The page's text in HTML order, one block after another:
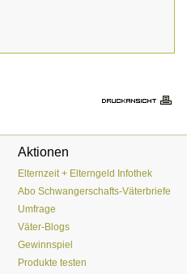
Aktionen
Elternzeit + Elterngeld Infothek
Abo Schwangerschafts-Väterbriefe
Umfrage
Väter-Blogs
Gewinnspiel
Produkte testen